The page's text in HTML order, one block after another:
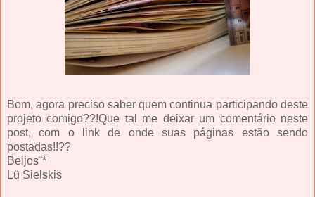
Bom, agora preciso saber quem continua participando deste
projeto comigo??!Que tal me deixar um comentário neste
post, com o link de onde suas páginas estão sendo
postadas!!??
Beijos¨*
Lü Sielskis